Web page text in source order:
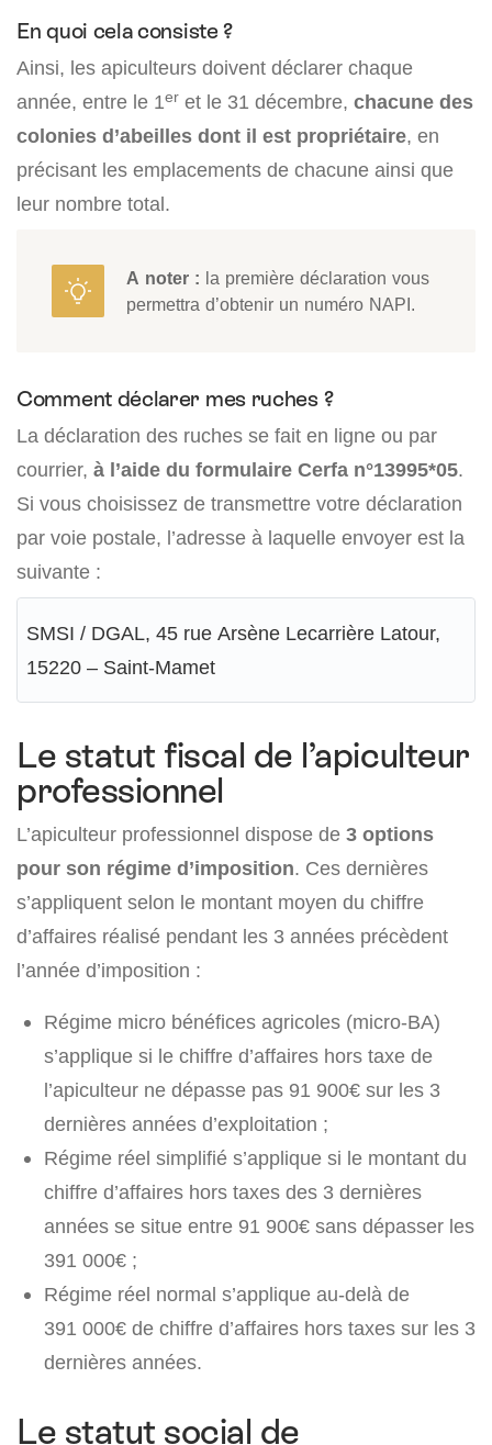
En quoi cela consiste ?
Ainsi, les apiculteurs doivent déclarer chaque
année, entre le 1er et le 31 décembre, chacune des
colonies d’abeilles dont il est propriétaire, en
précisant les emplacements de chacune ainsi que
leur nombre total.
A noter : la première déclaration vous
permettra d’obtenir un numéro NAPI.
Comment déclarer mes ruches ?
La déclaration des ruches se fait en ligne ou par
courrier, à l’aide du formulaire Cerfa n°13995*05.
Si vous choisissez de transmettre votre déclaration
par voie postale, l’adresse à laquelle envoyer est la
suivante :
SMSI / DGAL, 45 rue Arsène Lecarrière Latour,
15220 – Saint-Mamet
Le statut fiscal de l’apiculteur
professionnel
L’apiculteur professionnel dispose de 3 options
pour son régime d’imposition. Ces dernières
s’appliquent selon le montant moyen du chiffre
d’affaires réalisé pendant les 3 années précèdent
l’année d’imposition :
Régime micro bénéfices agricoles (micro-BA)
s’applique si le chiffre d’affaires hors taxe de
l’apiculteur ne dépasse pas 91 900€ sur les 3
dernières années d’exploitation ;
Régime réel simplifié s’applique si le montant du
chiffre d’affaires hors taxes des 3 dernières
années se situe entre 91 900€ sans dépasser les
391 000€ ;
Régime réel normal s’applique au-delà de
391 000€ de chiffre d’affaires hors taxes sur les 3
dernières années.
Le statut social de